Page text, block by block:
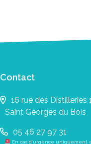
Contact
16 rue des Distilleries
Saint Georges du Bois
05 46 27 97 31
En cas d’urgence uniquement